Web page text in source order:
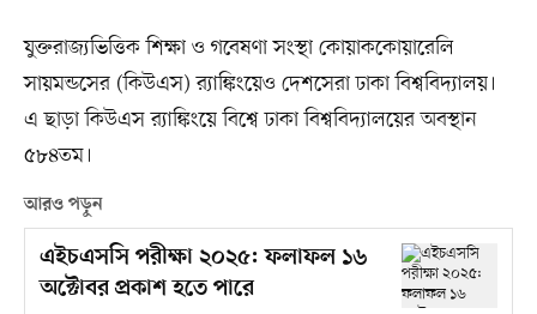
যুক্তরাজ্যভিত্তিক শিক্ষা ও গবেষণা সংস্থা কোয়াককোয়ারেলি
সায়মন্ডসের (কিউএস) র‌্যাঙ্কিংয়েও দেশসেরা ঢাকা বিশ্ববিদ্যালয়।
এ ছাড়া কিউএস র‌্যাঙ্কিংয়ে বিশ্বে ঢাকা বিশ্ববিদ্যালয়ের অবস্থান
৫৮৪তম।
আরও পড়ুন
এইচএসসি পরীক্ষা ২০২৫: ফলাফল ১৬
অক্টোবর প্রকাশ হতে পারে